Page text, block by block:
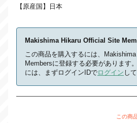
【原産国】日本
Makishima Hikaru Official Site
この商品を購入するには、
Membersに登録する必要があります
には、まずログインIDでログイン し
この商